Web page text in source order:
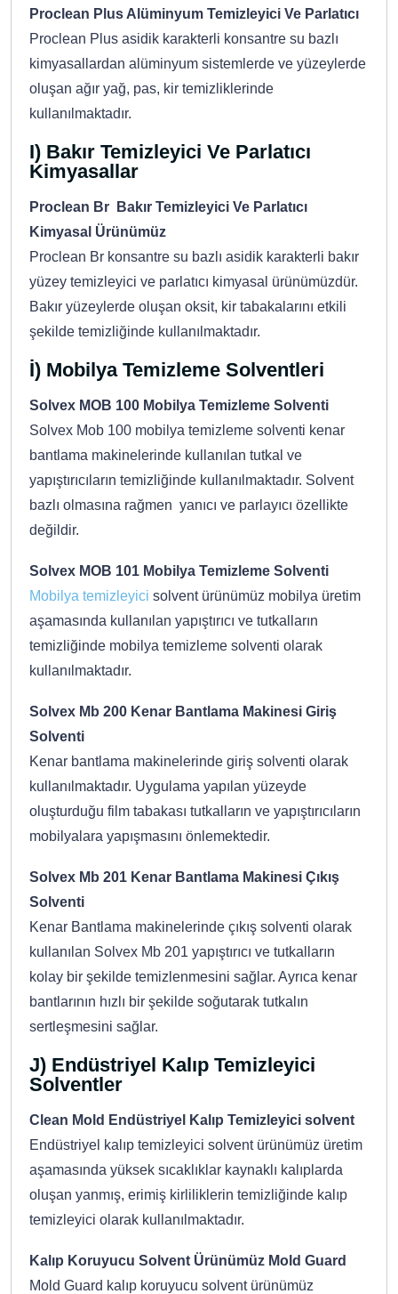
Proclean Plus Alüminyum Temizleyici Ve Parlatıcı
Proclean Plus asidik karakterli konsantre su bazlı
kimyasallardan alüminyum sistemlerde ve yüzeylerde
oluşan ağır yağ, pas, kir temizliklerinde
kullanılmaktadır.
I) Bakır Temizleyici Ve Parlatıcı
Kimyasallar
Proclean Br Bakır Temizleyici Ve Parlatıcı
Kimyasal Ürünümüz
Proclean Br konsantre su bazlı asidik karakterli bakır
yüzey temizleyici ve parlatıcı kimyasal ürünümüzdür.
Bakır yüzeylerde oluşan oksit, kir tabakalarını etkili
şekilde temizliğinde kullanılmaktadır.
İ) Mobilya Temizleme Solventleri
Solvex MOB 100 Mobilya Temizleme Solventi
Solvex Mob 100 mobilya temizleme solventi kenar
bantlama makinelerinde kullanılan tutkal ve
yapıştırıcıların temizliğinde kullanılmaktadır. Solvent
bazlı olmasına rağmen yanıcı ve parlayıcı özellikte
değildir.
Solvex MOB 101 Mobilya Temizleme Solventi
Mobilya temizleyici solvent ürünümüz mobilya üretim
aşamasında kullanılan yapıştırıcı ve tutkalların
temizliğinde mobilya temizleme solventi olarak
kullanılmaktadır.
Solvex Mb 200 Kenar Bantlama Makinesi Giriş
Solventi
Kenar bantlama makinelerinde giriş solventi olarak
kullanılmaktadır. Uygulama yapılan yüzeyde
oluşturduğu film tabakası tutkalların ve yapıştırıcıların
mobilyalara yapışmasını önlemektedir.
Solvex Mb 201 Kenar Bantlama Makinesi Çıkış
Solventi
Kenar Bantlama makinelerinde çıkış solventi olarak
kullanılan Solvex Mb 201 yapıştırıcı ve tutkalların
kolay bir şekilde temizlenmesini sağlar. Ayrıca kenar
bantlarının hızlı bir şekilde soğutarak tutkalın
sertleşmesini sağlar.
J) Endüstriyel Kalıp Temizleyici
Solventler
Clean Mold Endüstriyel Kalıp Temizleyici solvent
Endüstriyel kalıp temizleyici solvent ürünümüz üretim
aşamasında yüksek sıcaklıklar kaynaklı kalıplarda
oluşan yanmış, erimiş kirliliklerin temizliğinde kalıp
temizleyici olarak kullanılmaktadır.
Kalıp Koruyucu Solvent Ürünümüz Mold Guard
Mold Guard kalıp koruyucu solvent ürünümüz